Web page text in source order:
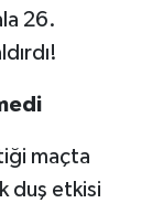
26.
maçta
duş etkisi